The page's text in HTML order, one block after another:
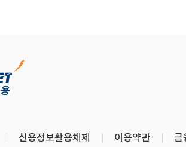
신용정보활용체제 이용약관 금